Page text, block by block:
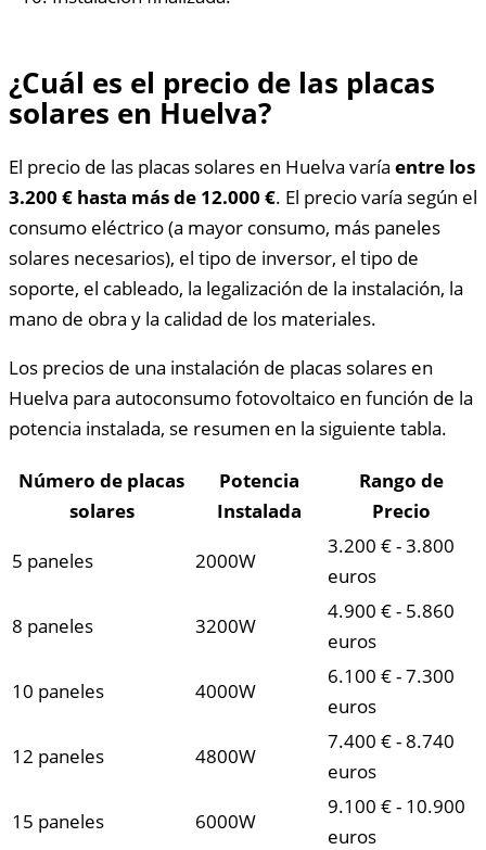
¿Cuál es el precio de las placas
solares en Huelva?
El precio de las placas solares en Huelva varía entre los
3.200 € hasta más de 12.000 €. El precio varía según el
consumo eléctrico (a mayor consumo, más paneles
solares necesarios), el tipo de inversor, el tipo de
soporte, el cableado, la legalización de la instalación, la
mano de obra y la calidad de los materiales.
Los precios de una instalación de placas solares en
Huelva para autoconsumo fotovoltaico en función de la
potencia instalada, se resumen en la siguiente tabla.
Número de placas
solares
Potencia
Instalada
Rango de
Precio
5 paneles
2000W
3.200 € - 3.800
euros
8 paneles
3200W
4.900 € - 5.860
euros
10 paneles
4000W
6.100 € - 7.300
euros
12 paneles
4800W
7.400 € - 8.740
euros
15 paneles
6000W
9.100 € - 10.900
euros